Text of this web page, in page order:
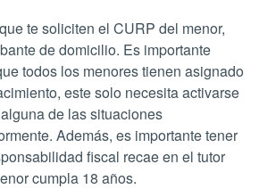
te soliciten el CURP del menor,
de domicilio. Es importante
todos los menores tienen asignado
este solo necesita activarse
de las situaciones
Además, es importante tener
fiscal recae en el tutor
cumpla 18 años.